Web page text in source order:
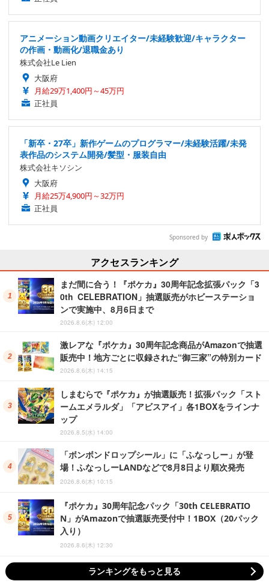
アニメーション動画クリエイター/未経験歓迎/キャラクター
の作画・動画化/退職金あり
株式会社Le Lien
大阪府
月給29万1,400円～45万円
正社員
「新卒・27卒」新作ゲームのプログラマー/未経験活躍/未発
表作品のシステム開発/髪型・服装自由
株式会社キソシン
大阪府
月給25万4,900円～32万円
正社員
Sponsored by
アクセスランキング
まだ間に合う！『ポケカ』30周年記念拡張パック「3
0th CELEBRATION」抽選販売がホビーステーショ
ンで実施中、8月6日まで
2026.8.6(木) 12:00
激レアな『ポケカ』30周年記念商品がAmazonで抽選
販売中！地方ごとに収録された“御三家”の特別カード
2026.8.6(木) 14:15
しまむらで『ポケカ』が抽選販売！拡張パック「スト
ームエメラルダ」「アビスアイ」各1BOXをラインナ
ップ
2026.8.5(水) 14:00
「ボンボンドロップシール」に「ふなっしー」が登
場！ふなっしーLANDなどで8月8日より順次発売
2026.8.6(木) 10:15
『ポケカ』30周年記念パック「30th CELEBRATIO
N」がAmazonで抽選販売受付中！1BOX（20パック
入り）
2026.8.6(木) 12:30
ランキングをもっと見る